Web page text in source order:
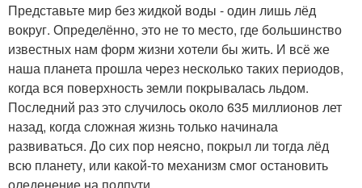
Представьте мир без жидкой воды - один лишь лёд
вокруг. Определённо, это не то место, где большинство
известных нам форм жизни хотели бы жить. И всё же
наша планета прошла через несколько таких периодов,
когда вся поверхность земли покрывалась льдом.
Последний раз это случилось около 635 миллионов лет
назад, когда сложная жизнь только начинала
развиваться. До сих пор неясно, покрыл ли тогда лёд
всю планету, или какой-то механизм смог остановить